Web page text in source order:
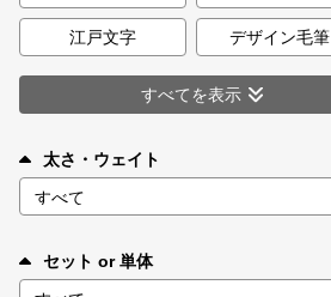
ご利用ガイド
お問い合わせ
江戸文字 デザイン毛筆
すべてを表示
太さ・ウェイト
セット or 単体